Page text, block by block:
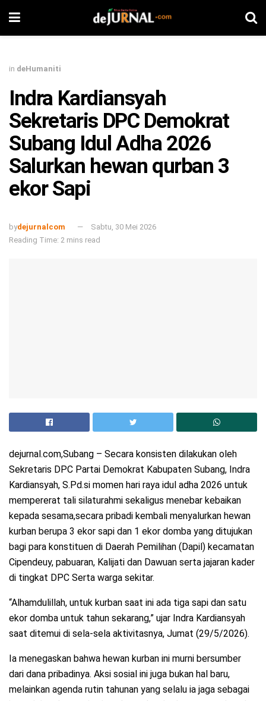
in deHumaniti
Indra Kardiansyah
Sekretaris DPC Demokrat
Subang Idul Adha 2026
Salurkan hewan qurban 3
ekor Sapi
bydejurnalcom
Sabtu, 30 Mei 2026
Reading Time: 2 mins read
dejurnal.com,Subang – Secara konsisten dilakukan oleh
Sekretaris DPC Partai Demokrat Kabupaten Subang, Indra
Kardiansyah, S.Pd.si momen hari raya idul adha 2026 untuk
mempererat tali silaturahmi sekaligus menebar kebaikan
kepada sesama,secara pribadi kembali menyalurkan hewan
kurban berupa 3 ekor sapi dan 1 ekor domba yang ditujukan
bagi para konstituen di Daerah Pemilihan (Dapil) kecamatan
Cipendeuy, pabuaran, Kalijati dan Dawuan serta jajaran kader
di tingkat DPC Serta warga sekitar.
“Alhamdulillah, untuk kurban saat ini ada tiga sapi dan satu
ekor domba untuk tahun sekarang,” ujar Indra Kardiansyah
saat ditemui di sela-sela aktivitasnya, Jumat (29/5/2026).
Ia menegaskan bahwa hewan kurban ini murni bersumber
dari dana pribadinya. Aksi sosial ini juga bukan hal baru,
melainkan agenda rutin tahunan yang selalu ia jaga sebagai